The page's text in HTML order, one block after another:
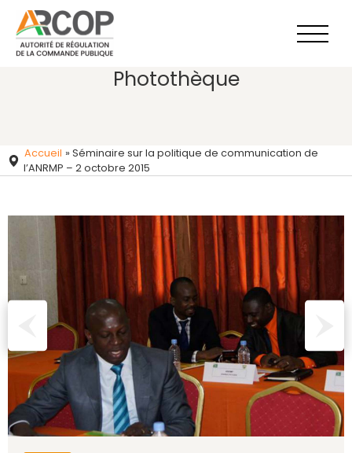
contenu
Photothèque
Accueil » Séminaire sur la politique de communication de
l’ANRMP – 2 octobre 2015